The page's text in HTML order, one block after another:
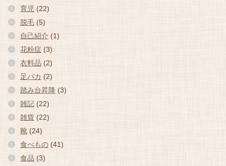
育児 (22)
脱毛 (5)
自己紹介 (1)
花粉症 (3)
衣料品 (2)
足パカ (2)
踏み台昇降 (3)
雑記 (22)
雑貨 (22)
靴 (24)
食べもの (41)
食品 (3)